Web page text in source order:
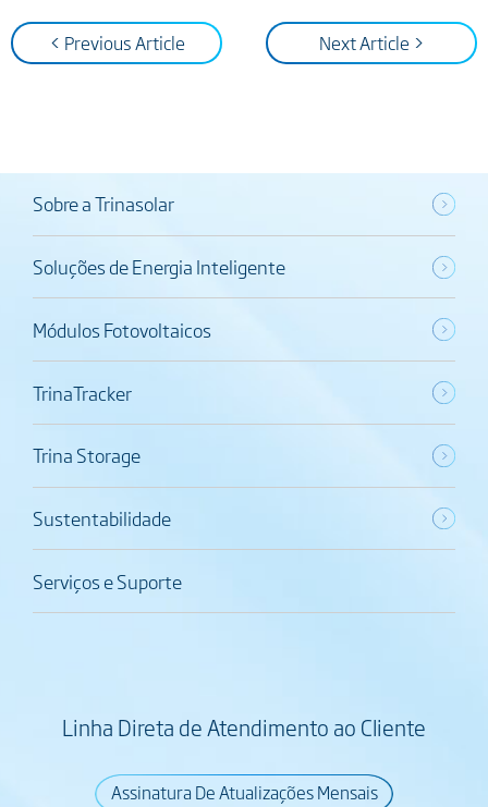
< Previous Article Next Article >
Sobre a Trinasolar
Soluções de Energia Inteligente
Módulos Fotovoltaicos
TrinaTracker
Trina Storage
Sustentabilidade
Serviços e Suporte
Linha Direta de Atendimento ao Cliente
Assinatura De Atualizações Mensais